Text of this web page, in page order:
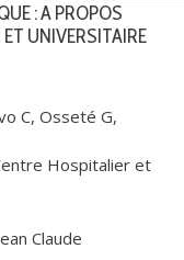
: A PROPOS
UNIVERSITAIRE
C, Osseté G,
Hospitalier et
Claude